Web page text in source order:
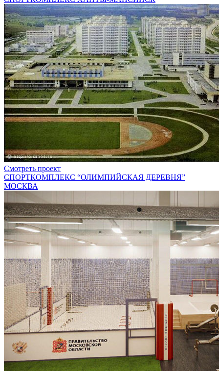
Смотреть проект
СПОРТКОМПЛЕКС “ОЛИМПИЙСКАЯ ДЕРЕВНЯ”
МОСКВА